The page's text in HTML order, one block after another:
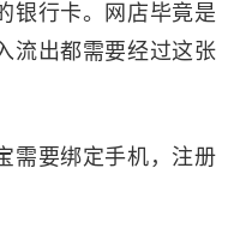
银行卡。网店毕竟是
流出都需要经过这张
需要绑定手机，注册